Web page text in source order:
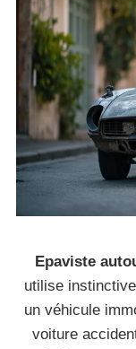
Epaviste
utilise
un véhicule
voiture